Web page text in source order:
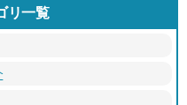
リ一覧